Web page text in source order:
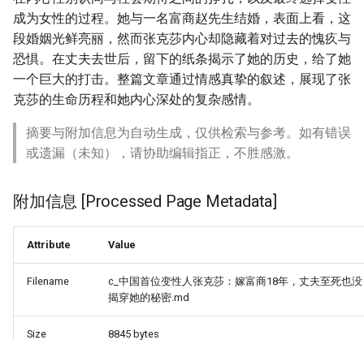
成为女性的过程。她与一名富商赵先生结婚，表面上看，这
段婚姻光鲜亮丽，然而张克莎内心却隐藏着对过去的愧疚与
恐惧。在丈夫去世后，留下的纸条揭示了她的历史，给了她
一个巨大的打击。整篇文章通过情感真挚的叙述，展现了张
克莎的生命历程和她内心深处的复杂感情。
摘要与附加信息为自动生成，仅供检索与参考。如有错误
或遗漏（未知），请协助编辑指正，不胜感激。
附加信息 [Processed Page Metadata]
Attribute Value
Filename
c_中国首位变性人张克莎：嫁富商18年，丈夫至死也没
揭穿她的秘密.md
Size 8845 bytes